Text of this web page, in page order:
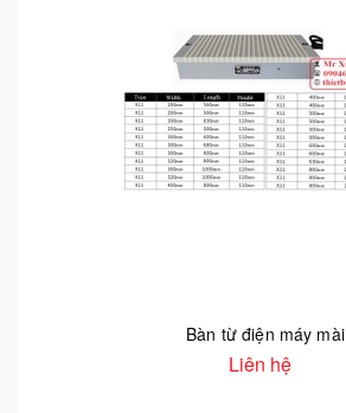
Bàn từ điện máy mài
Liên hệ